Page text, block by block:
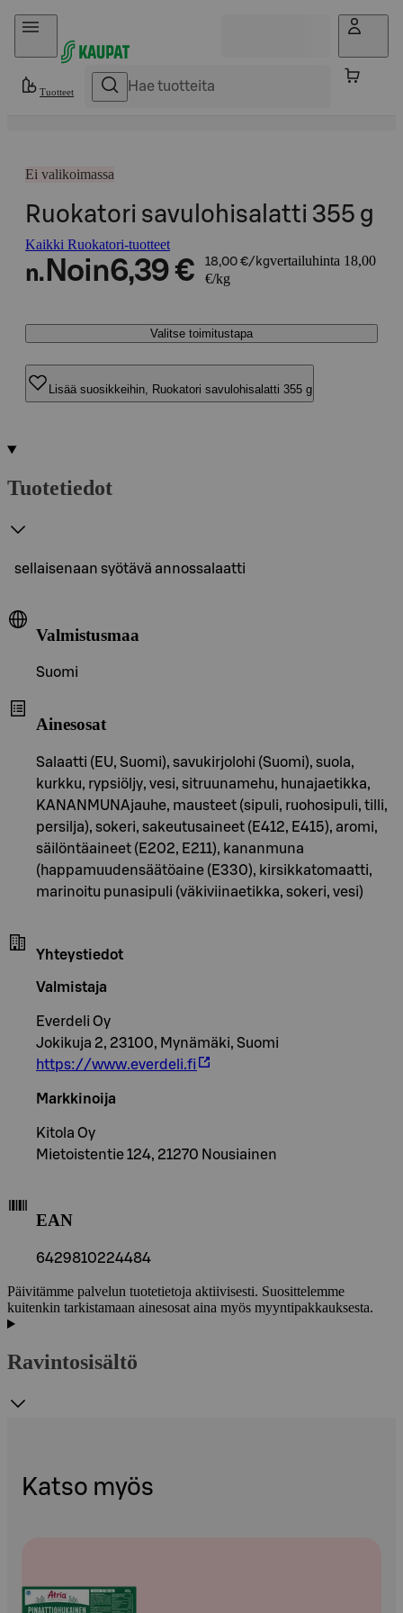
Hyppää sisältöön
Tuotteet
Ei valikoimassa
Ruokatori savulohisalatti 355 g
Kaikki Ruokatori-tuotteet
n. Noin6,39 € 18,00 €/kgvertailuhinta 18,00
€/kg
Valitse toimitustapa
Lisää suosikkeihin, Ruokatori savulohisalatti 355 g
Tuotetiedot
sellaisenaan syötävä annossalaatti
Valmistusmaa
Suomi
Ainesosat
Salaatti (EU, Suomi), savukirjolohi (Suomi), suola,
kurkku, rypsiöljy, vesi, sitruunamehu, hunajaetikka,
KANANMUNAjauhe, mausteet (sipuli, ruohosipuli, tilli,
persilja), sokeri, sakeutusaineet (E412, E415), aromi,
säilöntäaineet (E202, E211), kananmuna
(happamuudensäätöaine (E330), kirsikkatomaatti,
marinoitu punasipuli (väkiviinaetikka, sokeri, vesi)
Yhteystiedot
Valmistaja
Everdeli Oy
Jokikuja 2, 23100, Mynämäki, Suomi
https://www.everdeli.fi
Markkinoija
Kitola Oy
Mietoistentie 124, 21270 Nousiainen
EAN
6429810224484
Päivitämme palvelun tuotetietoja aktiivisesti. Suosittelemme
kuitenkin tarkistamaan ainesosat aina myös myyntipakkauksesta.
Ravintosisältö
Katso myös